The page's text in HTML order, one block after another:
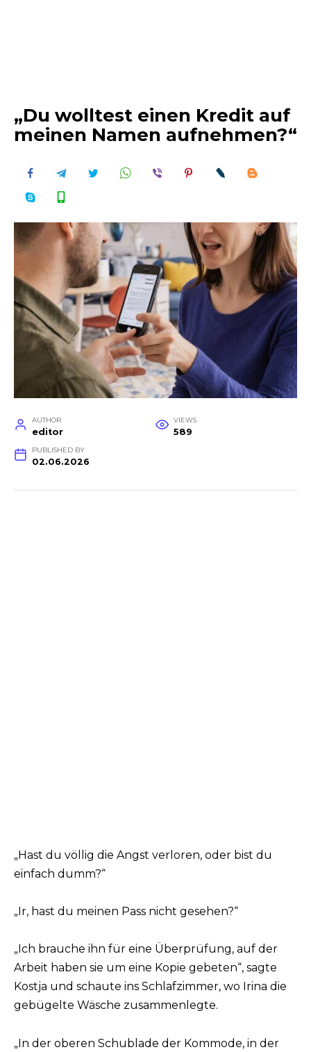
„Du wolltest einen Kredit auf
meinen Namen aufnehmen?“
AUTHOR
editor
VIEWS
589
PUBLISHED BY
02.06.2026
„Hast du völlig die Angst verloren, oder bist du
einfach dumm?“
„Ir, hast du meinen Pass nicht gesehen?“
„Ich brauche ihn für eine Überprüfung, auf der
Arbeit haben sie um eine Kopie gebeten“, sagte
Kostja und schaute ins Schlafzimmer, wo Irina die
gebügelte Wäsche zusammenlegte.
„In der oberen Schublade der Kommode, in der